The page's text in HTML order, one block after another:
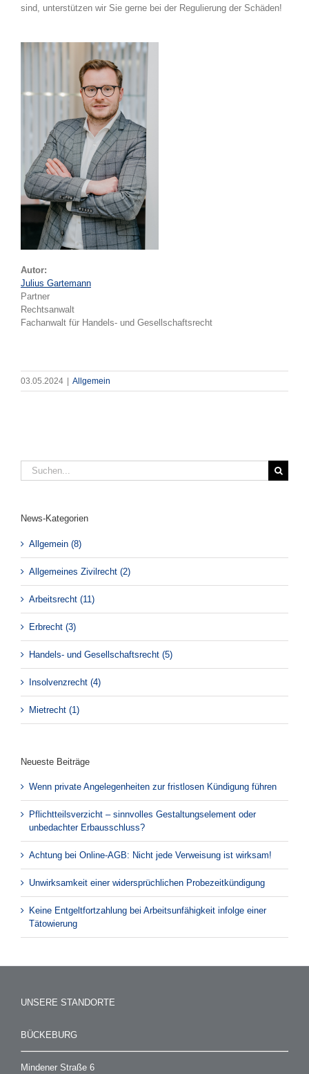
sind, unterstützen wir Sie gerne bei der Regulierung der Schäden!
Autor:
Julius Gartemann
Partner
Rechtsanwalt
Fachanwalt für Handels- und Gesellschaftsrecht
03.05.2024 Allgemein
Suche
nach:
News-Kategorien
Allgemein (8)
Allgemeines Zivilrecht (2)
Arbeitsrecht (11)
Erbrecht (3)
Handels- und Gesellschaftsrecht (5)
Insolvenzrecht (4)
Mietrecht (1)
Neueste Beiträge
Wenn private Angelegenheiten zur fristlosen Kündigung führen
Pflichtteilsverzicht – sinnvolles Gestaltungselement oder
unbedachter Erbausschluss?
Achtung bei Online-AGB: Nicht jede Verweisung ist wirksam!
Unwirksamkeit einer widersprüchlichen Probezeitkündigung
Keine Entgeltfortzahlung bei Arbeitsunfähigkeit infolge einer
Tätowierung
UNSERE STANDORTE
BÜCKEBURG
Mindener Straße 6